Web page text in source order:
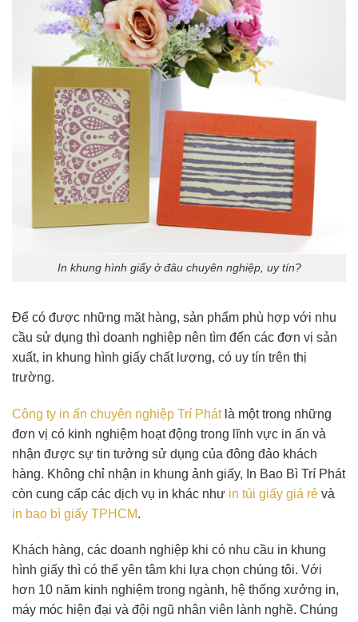
In khung hình giấy ở đâu chuyên nghiệp, uy tín?
Để có được những mặt hàng, sản phẩm phù hợp với nhu
cầu sử dụng thì doanh nghiệp nên tìm đến các đơn vị sản
xuất, in khung hình giấy chất lượng, có uy tín trên thị
trường.
Công ty in ấn chuyên nghiệp Trí Phátlà một trong những
đơn vị có kinh nghiệm hoạt động trong lĩnh vực in ấn và
nhận được sự tin tưởng sử dụng của đông đảo khách
hàng. Không chỉ nhận in khung ảnh giấy, In Bao Bì Trí Phát
còn cung cấp các dịch vụ in khác như in túi giấy giá rẻ và
in bao bì giấy TPHCM.
Khách hàng, các doanh nghiệp khi có nhu cầu in khung
hình giấy thì có thể yên tâm khi lựa chọn chúng tôi. Với
hơn 10 năm kinh nghiệm trong ngành, hệ thống xưởng in,
máy móc hiện đại và đội ngũ nhân viên lành nghề. Chúng